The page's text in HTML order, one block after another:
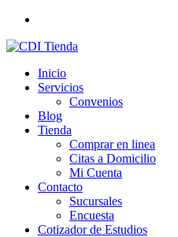
Inicio
Servicios
Convenios
Blog
Tienda
Comprar en linea
Citas a Domicilio
Mi Cuenta
Contacto
Sucursales
Encuesta
Cotizador de Estudios